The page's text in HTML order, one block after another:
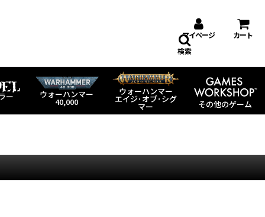
マイページ カート
ー ウォーハンマー
40,000
ウォーハンマー
エイジ･オブ･シグ
マー その他のゲーム
検索